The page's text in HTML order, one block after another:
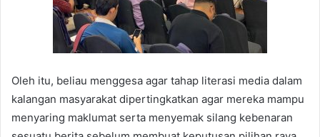
Oleh itu, beliau menggesa agar tahap literasi media dalam
kalangan masyarakat dipertingkatkan agar mereka mampu
menyaring maklumat serta menyemak silang kebenaran